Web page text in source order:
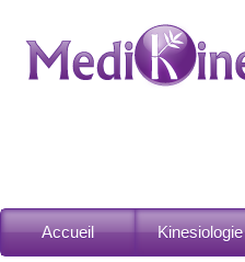
Accueil Kinesiologie